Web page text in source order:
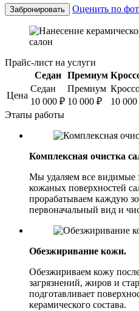
Забронировать Оценить по
Прайс-лист на услуги
Седан
Премиум
Цена
Седан
10 000 ₽
Премиум
10 000 ₽
10 000
Этапы работы
Комплексная очистка
Мы удаляем все видимые
кожаных поверхностей
прорабатываем каждую
первоначальный вид и
Обезжиривание кожи.
Обезжириваем кожу
загрязнений, жиров и
подготавливает
керамического состава.